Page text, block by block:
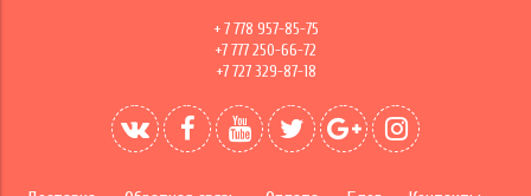
+ 7 778 957-85-75
+7 777 250-66-72
+7 727 329-87-18